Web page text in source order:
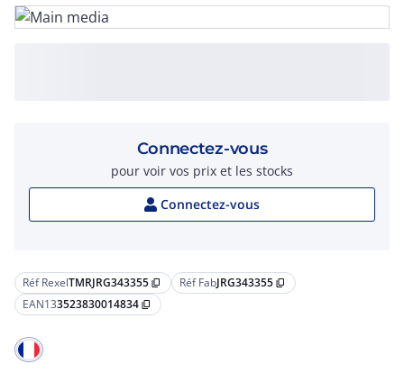
Réf RexelTMRJRG343355 content_copy Réf FabJRG343355 content_copy
EAN133523830014834 content_copy
Connectez-vous
pour voir vos prix et les stocks
Connectez-vous